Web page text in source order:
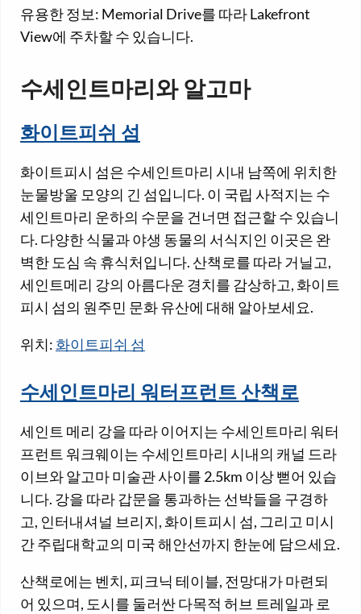
유용한 정보: Memorial Drive를 따라 Lakefront
View에 주차할 수 있습니다.
수세인트마리와 알고마
화이트피쉬 섬
화이트피시 섬은 수세인트마리 시내 남쪽에 위치한
눈물방울 모양의 긴 섬입니다. 이 국립 사적지는 수
세인트마리 운하의 수문을 건너면 접근할 수 있습니
다. 다양한 식물과 야생 동물의 서식지인 이곳은 완
벽한 도심 속 휴식처입니다. 산책로를 따라 거닐고,
세인트메리 강의 아름다운 경치를 감상하고, 화이트
피시 섬의 원주민 문화 유산에 대해 알아보세요.
위치: 화이트피쉬 섬
수세인트마리 워터프런트 산책로
세인트 메리 강을 따라 이어지는 수세인트마리 워터
프런트 워크웨이는 수세인트마리 시내의 캐널 드라
이브와 알고마 미술관 사이를 2.5km 이상 뻗어 있습
니다. 강을 따라 갑문을 통과하는 선박들을 구경하
고, 인터내셔널 브리지, 화이트피시 섬, 그리고 미시
간 주립대학교의 미국 해안선까지 한눈에 담으세요.
산책로에는 벤치, 피크닉 테이블, 전망대가 마련되
어 있으며, 도시를 둘러싼 다목적 허브 트레일과 로